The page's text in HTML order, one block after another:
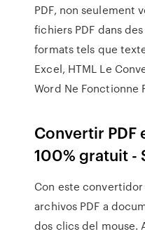
PDF, non seulement
fichiers PDF dans
formats tels que
Excel, HTML Le
Word Ne Fonctionne
Convertir PDF
100% gratuit -
Con este
archivos PDF a
dos clics del mouse.